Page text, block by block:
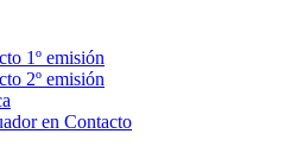
1º emisión
2º emisión
en Contacto